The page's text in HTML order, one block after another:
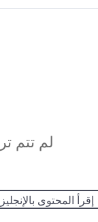
لم تتم
إقرأ المحتوى